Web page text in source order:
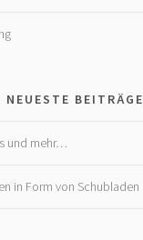
NEUESTE BEITRÄGE
und mehr…
in Form von Schubladen